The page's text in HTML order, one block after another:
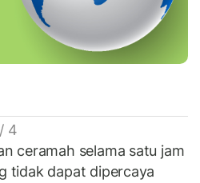
4
ceramah selama satu jam
tidak dapat dipercaya